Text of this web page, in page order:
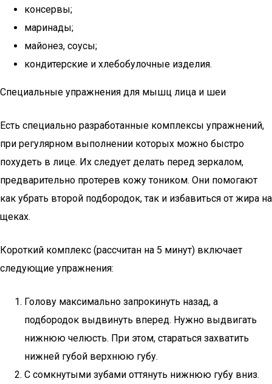
консервы;
маринады;
майонез, соусы;
кондитерские и хлебобулочные изделия.
Специальные упражнения для мышц лица и шеи
Есть специально разработанные комплексы упражнений,
при регулярном выполнении которых можно быстро
похудеть в лице. Их следует делать перед зеркалом,
предварительно протерев кожу тоником. Они помогают
как убрать второй подбородок, так и избавиться от жира на
щеках.
Короткий комплекс (рассчитан на 5 минут) включает
следующие упражнения:
Голову максимально запрокинуть назад, а
подбородок выдвинуть вперед. Нужно выдвигать
нижнюю челюсть. При этом, стараться захватить
нижней губой верхнюю губу.
С сомкнутыми зубами оттянуть нижнюю губу вниз.